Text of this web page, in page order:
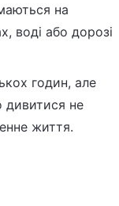
на
воді або дорозі
годин, але
дивитися не
життя.